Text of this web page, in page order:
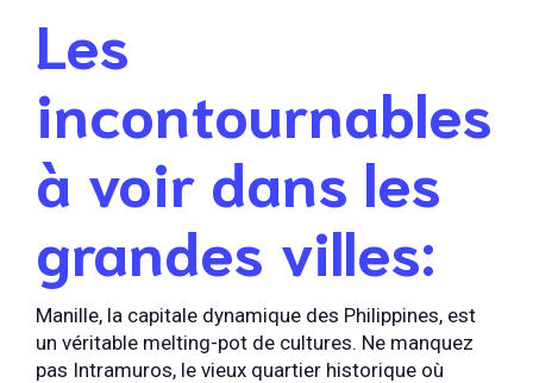
Les
incontournables
à voir dans les
grandes villes:
Manille, la capitale dynamique des Philippines, est
un véritable melting-pot de cultures. Ne manquez
pas Intramuros, le vieux quartier historique où